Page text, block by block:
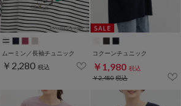
ムーミン／長袖チュニック
￥2,280 税込
コクーンチュニック
￥1,980 税込
￥2,480税込